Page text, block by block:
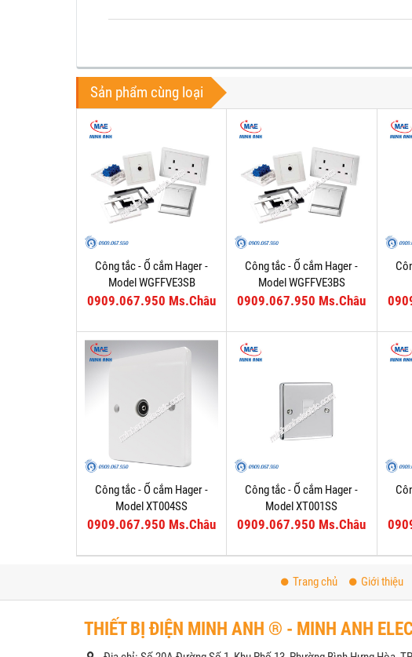
Sản phẩm cùng loại
Công tắc - Ổ cắm Hager -
Model WGFFVE3SB
0909.067.950 Ms.Châu
Công tắc - Ổ cắm Hager -
Model WGFFVE3BS
0909.067.950 Ms.Châu
Công tắc - Ổ cắm Hager -
Model XT004SS
0909.067.950 Ms.Châu
Công tắc - Ổ cắm Hager -
Model XT001SS
0909.067.950 Ms.Châu
Trang chủ Giới thiệu
THIẾT BỊ ĐIỆN MINH ANH ® - MINH ANH